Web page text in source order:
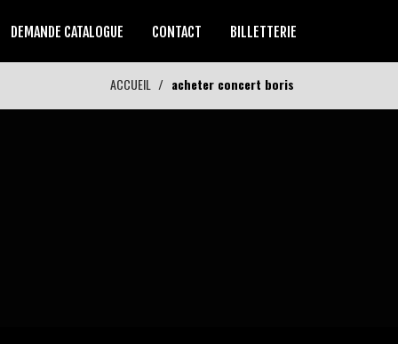
DEMANDE CATALOGUE CONTACT BILLETTERIE
ACCUEIL acheter concert boris